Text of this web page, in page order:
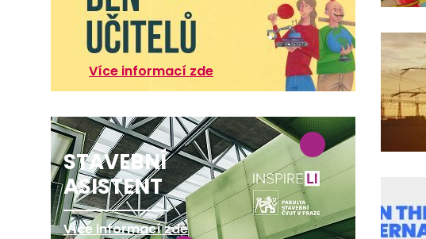
Více informací zde
STAVEBNÍ
ASISTENT
Více informací zde